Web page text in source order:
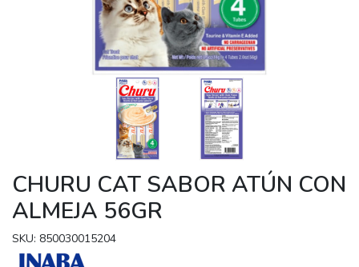
CHURU CAT SABOR ATÚN CON
ALMEJA 56GR
SKU: 850030015204